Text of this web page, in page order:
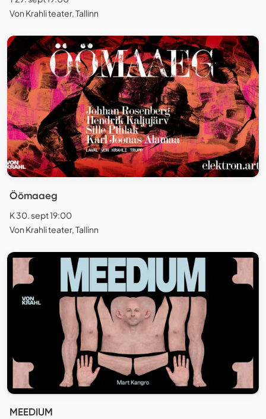
Von Krahli teater, Tallinn
Öömaaeg
K 30. sept 19:00
Von Krahli teater, Tallinn
MEEDIUM